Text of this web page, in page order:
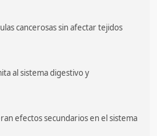
cancerosas sin afectar tejidos
al sistema digestivo y
efectos secundarios en el sistema